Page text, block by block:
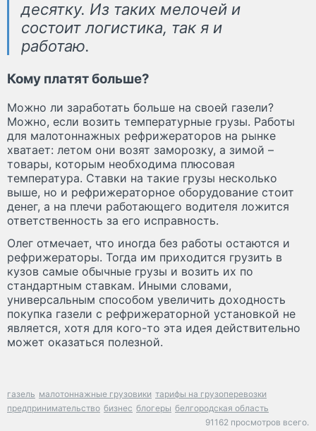
десятку. Из таких мелочей и
состоит логистика, так я и
работаю.
Кому платят больше?
Можно ли заработать больше на своей газели?
Можно, если возить температурные грузы. Работы
для малотоннажных рефрижераторов на рынке
хватает: летом они возят заморозку, а зимой –
товары, которым необходима плюсовая
температура. Ставки на такие грузы несколько
выше, но и рефрижераторное оборудование стоит
денег, а на плечи работающего водителя ложится
ответственность за его исправность.
Олег отмечает, что иногда без работы остаются и
рефрижераторы. Тогда им приходится грузить в
кузов самые обычные грузы и возить их по
стандартным ставкам. Иными словами,
универсальным способом увеличить доходность
покупка газели с рефрижераторной установкой не
является, хотя для кого-то эта идея действительно
может оказаться полезной.
газель малотоннажные грузовики тарифы на грузоперевозки
предпринимательство бизнес блогеры белгородская область
91162 просмотров всего.